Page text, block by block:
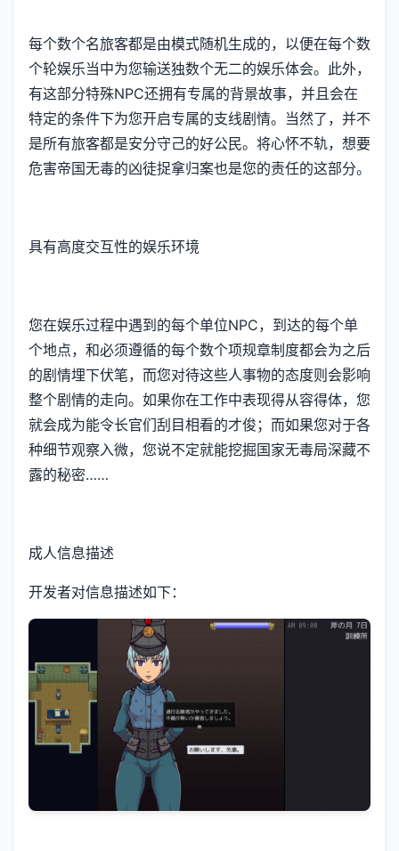
每个数个名旅客都是由模式随机生成的，以便在每个数
个轮娱乐当中为您输送独数个无二的娱乐体会。此外，
有这部分特殊NPC还拥有专属的背景故事，并且会在
特定的条件下为您开启专属的支线剧情。当然了，并不
是所有旅客都是安分守己的好公民。将心怀不轨，想要
危害帝国无毒的凶徒捉拿归案也是您的责任的这部分。
具有高度交互性的娱乐环境
您在娱乐过程中遇到的每个单位NPC，到达的每个单
个地点，和必须遵循的每个数个项规章制度都会为之后
的剧情埋下伏笔，而您对待这些人事物的态度则会影响
整个剧情的走向。如果你在工作中表现得从容得体，您
就会成为能令长官们刮目相看的才俊；而如果您对于各
种细节观察入微，您说不定就能挖掘国家无毒局深藏不
露的秘密……
成人信息描述
开发者对信息描述如下：